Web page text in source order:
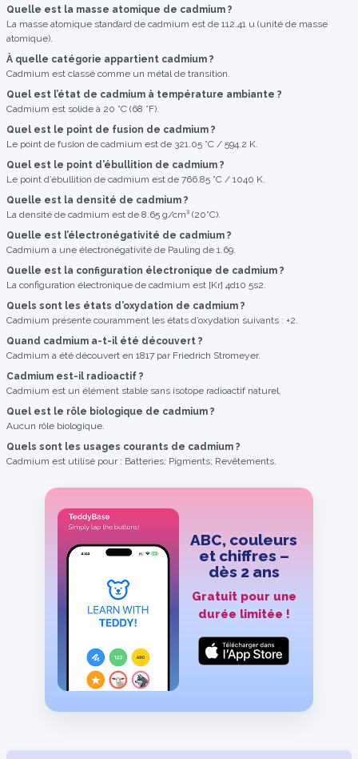
Quelle est la masse atomique de cadmium ?
La masse atomique standard de cadmium est de 112.41 u (unité de masse
atomique).
À quelle catégorie appartient cadmium ?
Cadmium est classé comme un métal de transition.
Quel est l’état de cadmium à température ambiante ?
Cadmium est solide à 20 °C (68 °F).
Quel est le point de fusion de cadmium ?
Le point de fusion de cadmium est de 321.05 °C / 594.2 K.
Quel est le point d’ébullition de cadmium ?
Le point d’ébullition de cadmium est de 766.85 °C / 1040 K.
Quelle est la densité de cadmium ?
La densité de cadmium est de 8.65 g/cm³ (20°C).
Quelle est l’électronégativité de cadmium ?
Cadmium a une électronégativité de Pauling de 1.69.
Quelle est la configuration électronique de cadmium ?
La configuration électronique de cadmium est [Kr] 4d10 5s2.
Quels sont les états d’oxydation de cadmium ?
Cadmium présente couramment les états d’oxydation suivants : +2.
Quand cadmium a-t-il été découvert ?
Cadmium a été découvert en 1817 par Friedrich Stromeyer.
Cadmium est-il radioactif ?
Cadmium est un élément stable sans isotope radioactif naturel.
Quel est le rôle biologique de cadmium ?
Aucun rôle biologique.
Quels sont les usages courants de cadmium ?
Cadmium est utilisé pour : Batteries; Pigments; Revêtements.
ABC, couleurs
et chiffres –
dès 2 ans
Gratuit pour une
durée limitée !